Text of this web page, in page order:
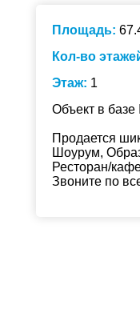
Площадь:
Кол-во
Этаж: 1
Объект в
Продается
Шоурум,
Ресторан/
Звоните по